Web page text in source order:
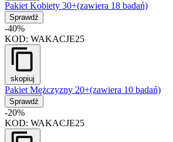
Pakiet Kobiety 30+(zawiera 18 badań)
Sprawdź
-40%
KOD: WAKACJE25
skopiuj
Pakiet Mężczyzny 20+(zawiera 10 badań)
Sprawdź
-20%
KOD: WAKACJE25